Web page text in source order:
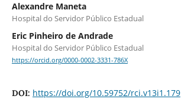
Alexandre Maneta
Hospital do Servidor Público Estadual
Eric Pinheiro de Andrade
Hospital do Servidor Público Estadual
https://orcid.org/0000-0002-3331-786X
DOI: https://doi.org/10.59752/rci.v13i1.179